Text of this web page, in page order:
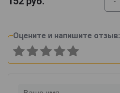
Оцените и напишите отзыв: